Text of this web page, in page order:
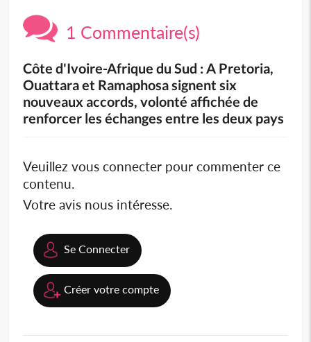
1 Commentaire(s)
Côte d'Ivoire-Afrique du Sud : A Pretoria,
Ouattara et Ramaphosa signent six
nouveaux accords, volonté affichée de
renforcer les échanges entre les deux pays
Veuillez vous connecter pour commenter ce
contenu.
Votre avis nous intéresse.
Se Connecter
Créer votre compte